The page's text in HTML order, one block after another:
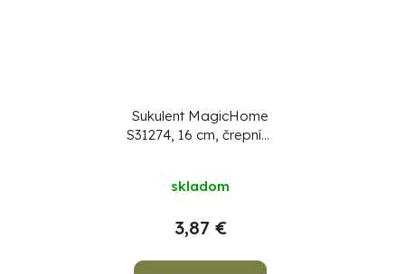
Sukulent MagicHome
S31274, 16 cm, črepník-
skladom
3,87 €